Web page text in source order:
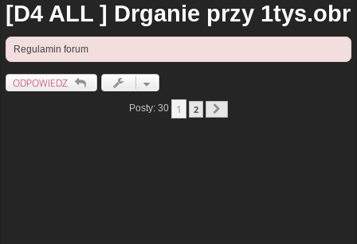
[D4 ALL ] Drganie przy 1tys.obr
Regulamin forum
ODPOWIEDZ
Posty: 30 1 2